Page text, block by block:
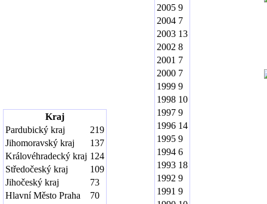
Kraj
Pardubický kraj
219
Jihomoravský kraj
137
Královéhradecký kraj 124
Středočeský kraj
109
Jihočeský kraj
73
Hlavní Město Praha
70
2005 9
2004 7
2003 13
2002 8
2001 7
2000 7
1999 9
1998 10
1997 9
1996 14
1995 9
1994 6
1993 18
1992 9
1991 9